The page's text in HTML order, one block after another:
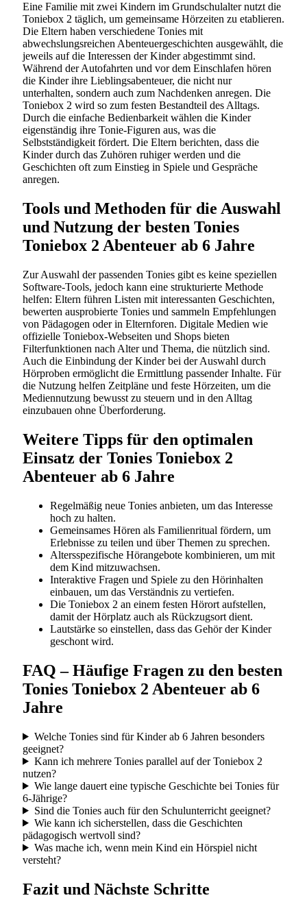
Eine Familie mit zwei Kindern im Grundschulalter nutzt die
Toniebox 2 täglich, um gemeinsame Hörzeiten zu etablieren.
Die Eltern haben verschiedene Tonies mit
abwechslungsreichen Abenteuergeschichten ausgewählt, die
jeweils auf die Interessen der Kinder abgestimmt sind.
Während der Autofahrten und vor dem Einschlafen hören
die Kinder ihre Lieblingsabenteuer, die nicht nur
unterhalten, sondern auch zum Nachdenken anregen. Die
Toniebox 2 wird so zum festen Bestandteil des Alltags.
Durch die einfache Bedienbarkeit wählen die Kinder
eigenständig ihre Tonie-Figuren aus, was die
Selbstständigkeit fördert. Die Eltern berichten, dass die
Kinder durch das Zuhören ruhiger werden und die
Geschichten oft zum Einstieg in Spiele und Gespräche
anregen.
Tools und Methoden für die Auswahl
und Nutzung der besten Tonies
Toniebox 2 Abenteuer ab 6 Jahre
Zur Auswahl der passenden Tonies gibt es keine speziellen
Software-Tools, jedoch kann eine strukturierte Methode
helfen: Eltern führen Listen mit interessanten Geschichten,
bewerten ausprobierte Tonies und sammeln Empfehlungen
von Pädagogen oder in Elternforen. Digitale Medien wie
offizielle Toniebox-Webseiten und Shops bieten
Filterfunktionen nach Alter und Thema, die nützlich sind.
Auch die Einbindung der Kinder bei der Auswahl durch
Hörproben ermöglicht die Ermittlung passender Inhalte. Für
die Nutzung helfen Zeitpläne und feste Hörzeiten, um die
Mediennutzung bewusst zu steuern und in den Alltag
einzubauen ohne Überforderung.
Weitere Tipps für den optimalen
Einsatz der Tonies Toniebox 2
Abenteuer ab 6 Jahre
Regelmäßig neue Tonies anbieten, um das Interesse
hoch zu halten.
Gemeinsames Hören als Familienritual fördern, um
Erlebnisse zu teilen und über Themen zu sprechen.
Altersspezifische Hörangebote kombinieren, um mit
dem Kind mitzuwachsen.
Interaktive Fragen und Spiele zu den Hörinhalten
einbauen, um das Verständnis zu vertiefen.
Die Toniebox 2 an einem festen Hörort aufstellen,
damit der Hörplatz auch als Rückzugsort dient.
Lautstärke so einstellen, dass das Gehör der Kinder
geschont wird.
FAQ – Häufige Fragen zu den besten
Tonies Toniebox 2 Abenteuer ab 6
Jahre
Welche Tonies sind für Kinder ab 6 Jahren besonders
geeignet?
Kann ich mehrere Tonies parallel auf der Toniebox 2
nutzen?
Wie lange dauert eine typische Geschichte bei Tonies für
6-Jährige?
Sind die Tonies auch für den Schulunterricht geeignet?
Wie kann ich sicherstellen, dass die Geschichten
pädagogisch wertvoll sind?
Was mache ich, wenn mein Kind ein Hörspiel nicht
versteht?
Fazit und Nächste Schritte